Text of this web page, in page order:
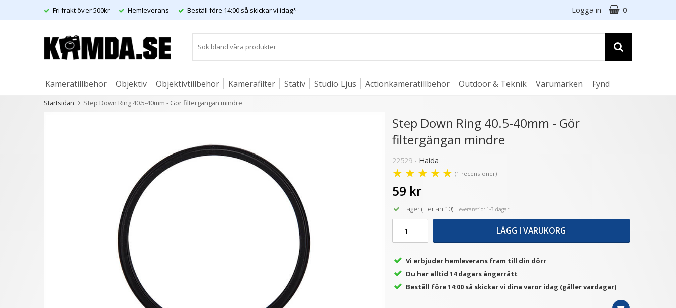
Fri frakt över 500kr Hemleverans Beställ före 14:00 så skickar vi idag* Logga in 0
Kameratillbehör Objektiv Objektivtillbehör Kamerafilter Stativ Studio Ljus Actionkameratillbehör Outdoor & Teknik Varumärken Fynd
Artiklar
Startsidan Step Down Ring 40.5-40mm - Gör filtergängan mindre
Step Up Ring 49-67mm -
Gör filtergängan större
Step Down Ring 49 -
46mm - Gör filtergängan
mindre
★★
59 kr
Step Up Ring 55-58mm -
Gör filtergängan större
★★ ★
Gör filtergängan större
★★★ ★★
(ALC-SH108)
Step Down Ring 40.5-40mm - Gör
filtergängan mindre
22529 - Haida
★ ★ ★ ★ ★ (1 recensioner)
59 kr
I lager (Fler än 10)Leveranstid: 1-3 dagar
LÄGG I VARUKORG
Vi erbjuder hemleverans fram till din dörr
Du har alltid 14 dagars ångerrätt
Beställ före 14:00 så skickar vi dina varor idag (gäller vardagar)